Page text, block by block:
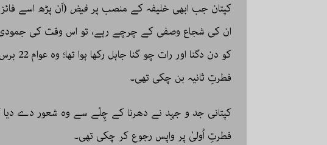
کپتان جب ابھی خلیفہ کے منصب پر فیض (اَن پڑھ اسے
کو دن
فطرتِ ثانیہ بن چکی تھی۔
کپتانی جد و جہد نے دھرنا کے چِلّے سے وہ شعور دے دیا
فطرتِ اُولیٰ پر واپس رجوع کر چکی تھی۔